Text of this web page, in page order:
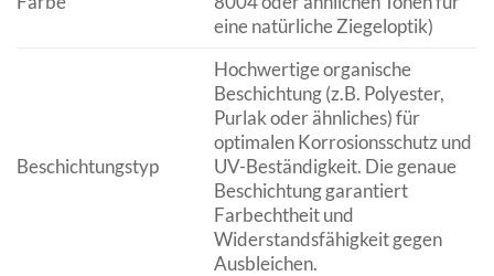
eine natürliche Ziegeloptik)
Beschichtungstyp
Hochwertige organische
Beschichtung (z.B. Polyester,
Purlak oder ähnliches) für
optimalen Korrosionsschutz und
UV-Beständigkeit. Die genaue
Beschichtung garantiert
Farbechtheit und
Widerstandsfähigkeit gegen
Ausbleichen.